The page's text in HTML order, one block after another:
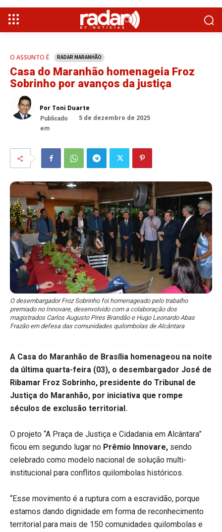
O ASSUNTO É RADAR MARANHÃO
Casa do Maranhão homenageia Froz
Sobrinho por avanços da justiça
Por Toni Duarte
Publicado
em
5 de dezembro de 2025
O desembargador Froz Sobrinho foi homenageado pelo trabalho
premiado no Innovare, desenvolvido com a colaboração dos
magistrados Carlos Augusto Pires Brandão e Hugo Leonardo Abas
Frazão em defesa das comunidades quilombolas de Alcântara
A Casa do Maranhão de Brasília homenageou na noite
da última quarta-feira (03), o desembargador José de
Ribamar Froz Sobrinho, presidente do Tribunal de
Justiça do Maranhão, por iniciativa que rompe
séculos de exclusão territorial.
O projeto “A Praça de Justiça e Cidadania em Alcântara”
ficou em segundo lugar no Prêmio Innovare, sendo
celebrado como modelo nacional de solução multi-
institucional para conflitos quilombolas históricos.
“Esse movimento é a ruptura com a escravidão, porque
estamos dando dignidade em forma de reconhecimento
territorial para mais de 150 comunidades quilombolas e